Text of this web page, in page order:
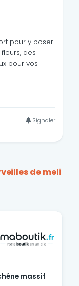
pour y poser
des
pour vos
Signaler
de meli
massif